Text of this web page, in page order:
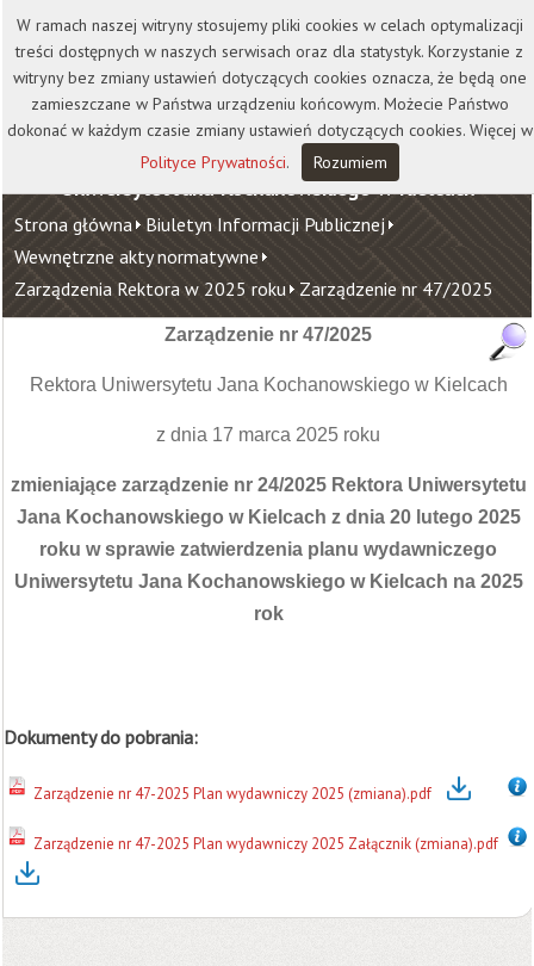
Kontakt Biblioteka
Wydawnictwo
Wirtualna Uczelnia
Uniwersytet Jana Kochanowskiego w Kielcach
Strona główna Biuletyn Informacji Publicznej
Wewnętrzne akty normatywne
Zarządzenia Rektora w 2025 roku Zarządzenie nr 47/2025
Zarządzenie nr 47/2025
Rektora Uniwersytetu Jana Kochanowskiego w Kielcach
z dnia 17 marca 2025 roku
zmieniające zarządzenie nr 24/2025 Rektora Uniwersytetu
Jana Kochanowskiego w Kielcach z dnia 20 lutego 2025
roku w sprawie zatwierdzenia planu wydawniczego
Uniwersytetu Jana Kochanowskiego w Kielcach na 2025
rok
Dokumenty do pobrania:
Zarządzenie nr 47-2025 Plan wydawniczy 2025 (zmiana).pdf
Zarządzenie nr 47-2025 Plan wydawniczy 2025 Załącznik (zmiana).pdf
W ramach naszej witryny stosujemy pliki cookies w celach optymalizacji
treści dostępnych w naszych serwisach oraz dla statystyk. Korzystanie z
witryny bez zmiany ustawień dotyczących cookies oznacza, że będą one
zamieszczane w Państwa urządzeniu końcowym. Możecie Państwo
dokonać w każdym czasie zmiany ustawień dotyczących cookies. Więcej w
Polityce Prywatności. Rozumiem